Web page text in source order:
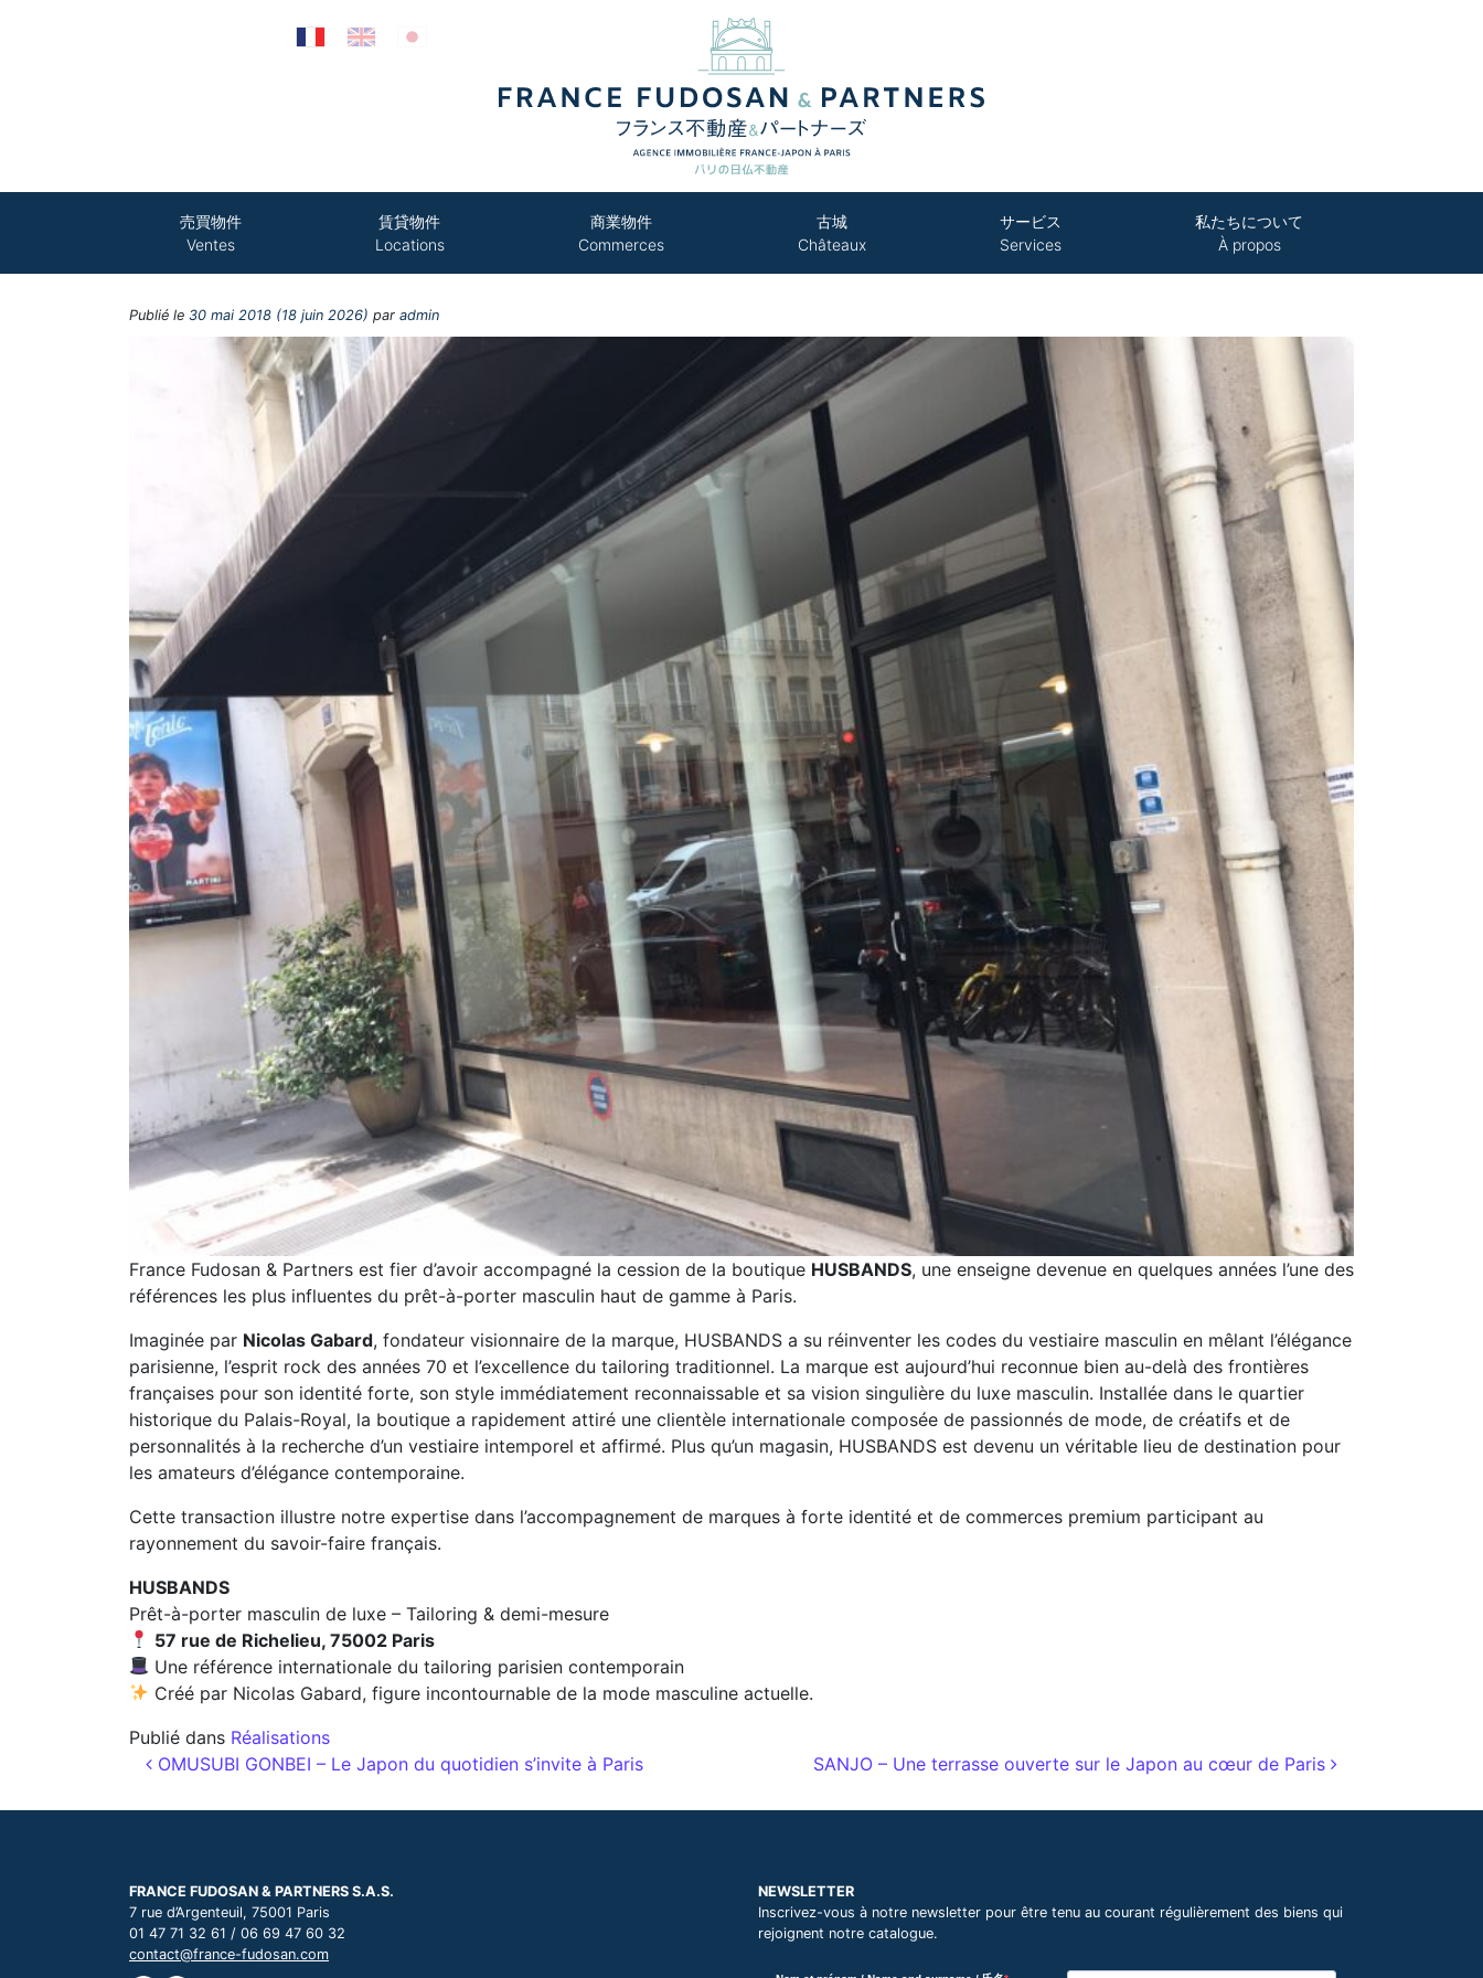
売買物件
Ventes
賃貸物件
Locations
商業物件
Commerces
古城
Châteaux
サービス
Services
私たちについて
À propos
Publié le 30 mai 2018 (18 juin 2026) par admin
France Fudosan & Partners est fier d’avoir accompagné la cession de la boutique HUSBANDS, une enseigne devenue en quelques années l’une des
références les plus influentes du prêt-à-porter masculin haut de gamme à Paris.
Imaginée par Nicolas Gabard, fondateur visionnaire de la marque, HUSBANDS a su réinventer les codes du vestiaire masculin en mêlant l’élégance
parisienne, l’esprit rock des années 70 et l’excellence du tailoring traditionnel. La marque est aujourd’hui reconnue bien au-delà des frontières
françaises pour son identité forte, son style immédiatement reconnaissable et sa vision singulière du luxe masculin. Installée dans le quartier
historique du Palais-Royal, la boutique a rapidement attiré une clientèle internationale composée de passionnés de mode, de créatifs et de
personnalités à la recherche d’un vestiaire intemporel et affirmé. Plus qu’un magasin, HUSBANDS est devenu un véritable lieu de destination pour
les amateurs d’élégance contemporaine.
Cette transaction illustre notre expertise dans l’accompagnement de marques à forte identité et de commerces premium participant au
rayonnement du savoir-faire français.
HUSBANDS
Prêt-à-porter masculin de luxe – Tailoring & demi-mesure
57 rue de Richelieu, 75002 Paris
Une référence internationale du tailoring parisien contemporain
Créé par Nicolas Gabard, figure incontournable de la mode masculine actuelle.
Publié dans Réalisations
Navigation des articles
OMUSUBI GONBEI – Le Japon du quotidien s’invite à Paris SANJO – Une terrasse ouverte sur le Japon au cœur de Paris
FRANCE FUDOSAN & PARTNERS S.A.S.
7 rue d’Argenteuil, 75001 Paris
01 47 71 32 61 / 06 69 47 60 32
contact@france-fudosan.com
NEWSLETTER
Inscrivez-vous à notre newsletter pour être tenu au courant régulièrement des biens qui
rejoignent notre catalogue.